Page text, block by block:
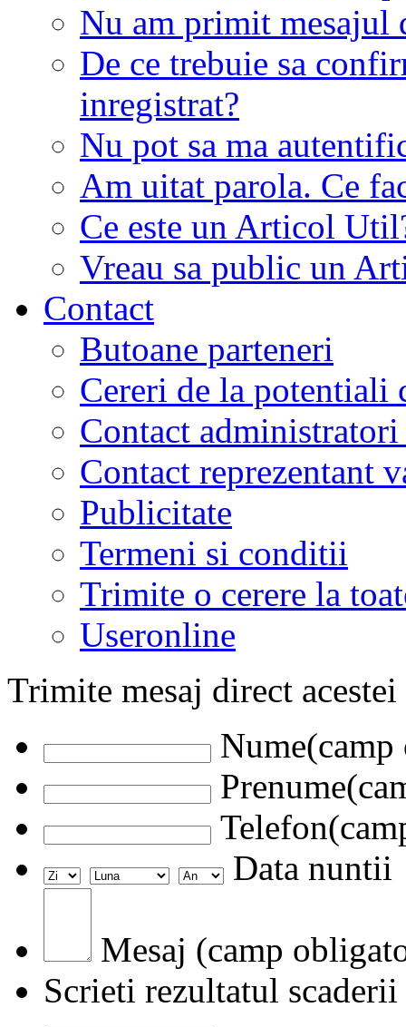
Nu am primit mesajul
De ce trebuie sa
inregistrat?
Nu pot sa ma
Am uitat parola. Ce
Ce este un Articol
Vreau sa public un
Contact
Butoane parteneri
Cereri de la potentiali
Contact
Contact reprezentant
Publicitate
Termeni si conditii
Trimite o cerere la
Useronline
Trimite mesaj direct
Data nuntii
Mesaj (camp
Scrieti rezultatul scaderii